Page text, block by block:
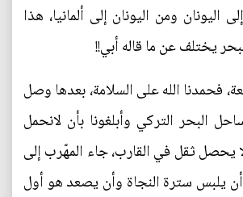
اليونان ومن اليونان إلى ألمانيا، هذا
يختلف عن ما قاله أبي!!
فحمدنا الله على السلامة، بعدها وصل
البحر التركي وأبلغونا بأن لانحمل
ثقل في القارب، جاء المهّرب إلى
يلبس سترة النجاة وأن يصعد هو أول